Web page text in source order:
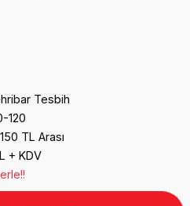
Tesbih
120
TL Arası
+ KDV